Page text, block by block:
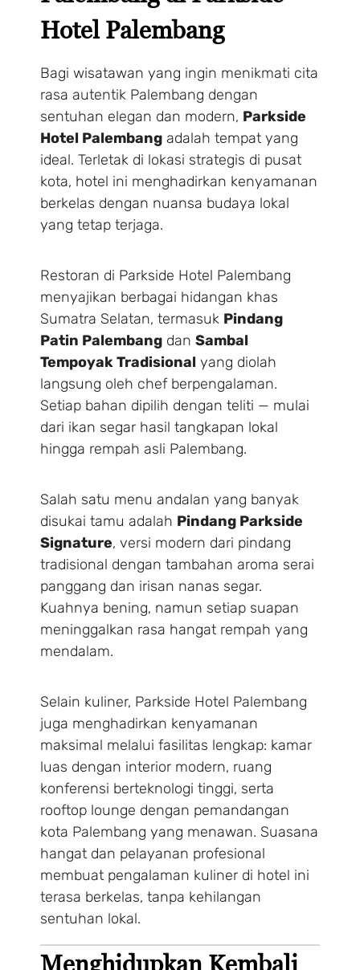
Hotel Palembang
Bagi wisatawan yang ingin menikmati cita
rasa autentik Palembang dengan
sentuhan elegan dan modern, Parkside
Hotel Palembang adalah tempat yang
ideal. Terletak di lokasi strategis di pusat
kota, hotel ini menghadirkan kenyamanan
berkelas dengan nuansa budaya lokal
yang tetap terjaga.
Restoran di Parkside Hotel Palembang
menyajikan berbagai hidangan khas
Sumatra Selatan, termasuk Pindang
Patin Palembang dan Sambal
Tempoyak Tradisional yang diolah
langsung oleh chef berpengalaman.
Setiap bahan dipilih dengan teliti — mulai
dari ikan segar hasil tangkapan lokal
hingga rempah asli Palembang.
Salah satu menu andalan yang banyak
disukai tamu adalah Pindang Parkside
Signature, versi modern dari pindang
tradisional dengan tambahan aroma serai
panggang dan irisan nanas segar.
Kuahnya bening, namun setiap suapan
meninggalkan rasa hangat rempah yang
mendalam.
Selain kuliner, Parkside Hotel Palembang
juga menghadirkan kenyamanan
maksimal melalui fasilitas lengkap: kamar
luas dengan interior modern, ruang
konferensi berteknologi tinggi, serta
rooftop lounge dengan pemandangan
kota Palembang yang menawan. Suasana
hangat dan pelayanan profesional
membuat pengalaman kuliner di hotel ini
terasa berkelas, tanpa kehilangan
sentuhan lokal.
Menghidupkan Kembali